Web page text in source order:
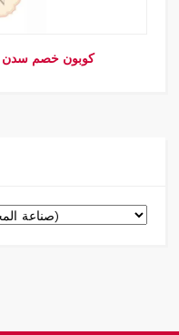
كود خصم سدن | SADAN | كوبون خصم سدن